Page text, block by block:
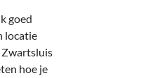
goed
locatie
hoe je